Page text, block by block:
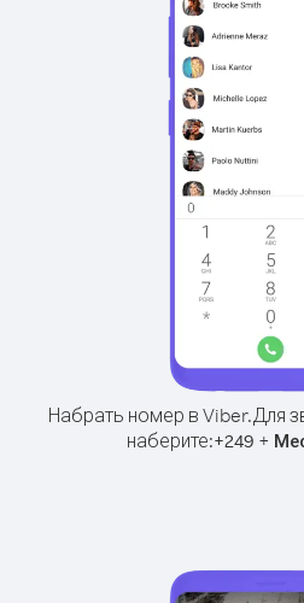
Набрать номер в Viber.Для
наберите:+249 +